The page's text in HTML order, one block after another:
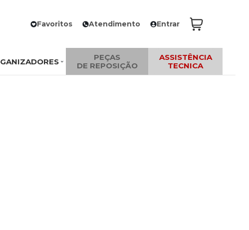
Favoritos Atendimento Entrar
PEÇAS
DE REPOSIÇÃO
ASSISTÊNCIA
TECNICA